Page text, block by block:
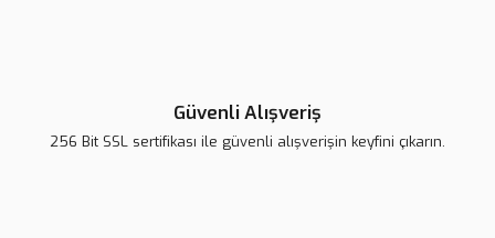
Güvenli Alışveriş
256 Bit SSL sertifikası ile güvenli alışverişin keyfini çıkarın.